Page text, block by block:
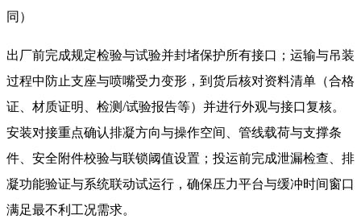
同）
出厂前完成规定检验与试验并封堵保护所有接口；运输与吊装
过程中防止支座与喷嘴受力变形，到货后核对资料清单（合格
证、材质证明、检测/试验报告等）并进行外观与接口复核。
安装对接重点确认排凝方向与操作空间、管线载荷与支撑条
件、安全附件校验与联锁阈值设置；投运前完成泄漏检查、排
凝功能验证与系统联动试运行，确保压力平台与缓冲时间窗口
满足最不利工况需求。